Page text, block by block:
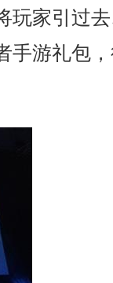
玩家引过
手游礼包